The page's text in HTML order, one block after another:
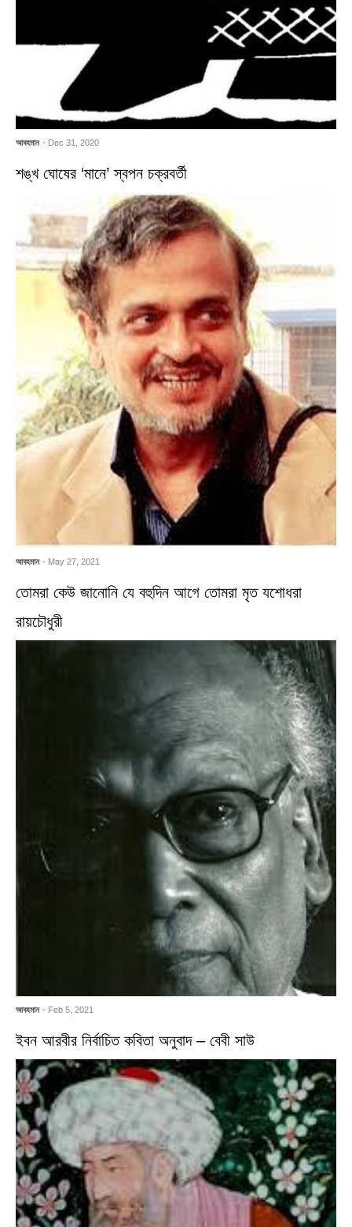
আবহমান - Dec 31, 2020
শঙ্খ ঘোষের ‘মানে’ স্বপন চক্রবর্তী
আবহমান - May 27, 2021
তোমরা কেউ জানোনি যে বহুদিন আগে তোমরা মৃত যশোধরা
রায়চৌধুরী
আবহমান - Feb 5, 2021
ইবন আরবীর নির্বাচিত কবিতা অনুবাদ – বেবী সাউ